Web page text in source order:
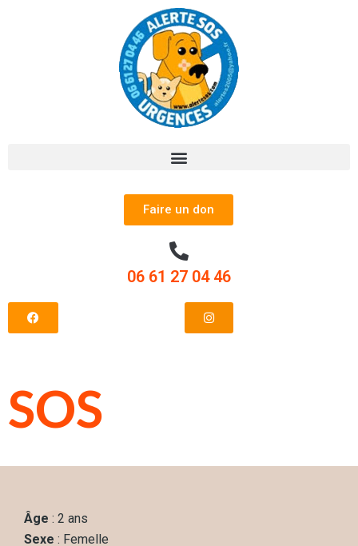
Faire un don
06 61 27 04 46
SOS
Âge : 2 ans
Sexe : Femelle